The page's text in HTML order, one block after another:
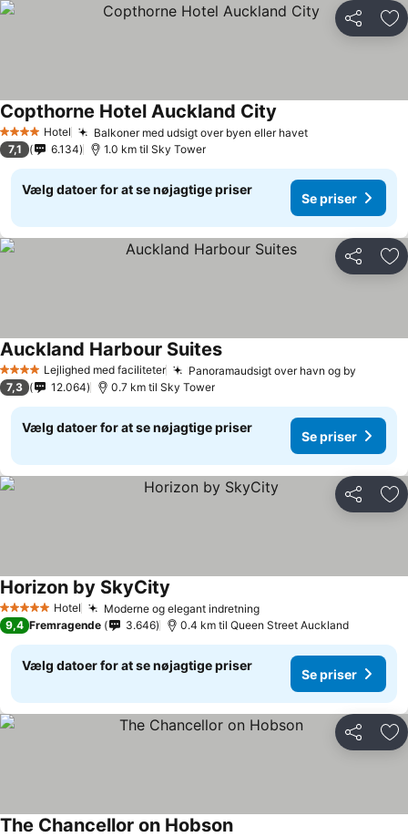
Del
4 StjernerHotel Balkoner med udsigt over byen eller havet
Copthorne Hotel Auckland City
7,1 6.134 1.0 km til Sky Tower
Vælg datoer for at se nøjagtige priser
Se priser
Del
4 StjernerLejlighed med faciliteter Panoramaudsigt over havn og by
Auckland Harbour Suites
7,3 12.064 0.7 km til Sky Tower
Vælg datoer for at se nøjagtige priser
Se priser
Del
5 Stjerner Hotel Moderne og elegant indretning
Horizon by SkyCity
9,4 Fremragende 3.646 0.4 km til Queen Street Auckland
Vælg datoer for at se nøjagtige priser
Se priser
Del
The Chancellor on Hobson